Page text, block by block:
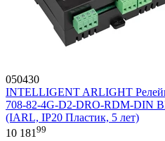
050430
INTELLIGENT ARLIGHT
708-82-4G-D2-DRO-RDM-DIN
(IARL, IP20 Пластик, 5 лет)
10 18199